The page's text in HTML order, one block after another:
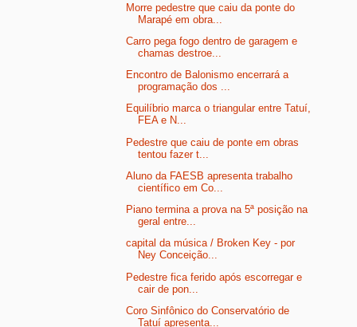
Morre pedestre que caiu da ponte do
Marapé em obra...
Carro pega fogo dentro de garagem e
chamas destroe...
Encontro de Balonismo encerrará a
programação dos ...
Equilíbrio marca o triangular entre Tatuí,
FEA e N...
Pedestre que caiu de ponte em obras
tentou fazer t...
Aluno da FAESB apresenta trabalho
científico em Co...
Piano termina a prova na 5ª posição na
geral entre...
capital da música / Broken Key - por
Ney Conceição...
Pedestre fica ferido após escorregar e
cair de pon...
Coro Sinfônico do Conservatório de
Tatuí apresenta...